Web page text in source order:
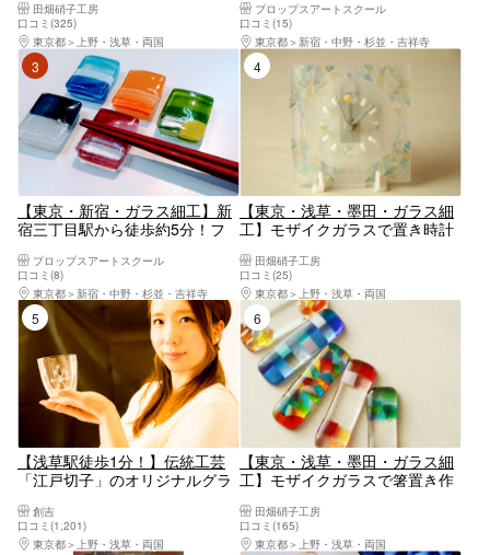
田畑硝子工房
口コミ(325)
東京都
上野・浅草・両国
り様・カップルのご参加OK！！
女性に人気
プロップスアートスクール
口コミ(15)
東京都
新宿・中野・杉並・吉祥寺
3位
【東京・新宿・ガラス細工】新
宿三丁目駅から徒歩約5分！フ
個） おひとり様・カップルの
ご参加OK！！女性に人気
プロップスアートスクール
口コミ(8)
東京都
新宿・中野・杉並・吉祥寺
4位
【東京・浅草・墨田・ガラス細
工】モザイクガラスで置き時計
田畑硝子工房
口コミ(25)
東京都
上野・浅草・両国
5位
【浅草駅徒歩1分！】伝統工芸
「江戸切子」のオリジナルグラ
に＞（約1～1.5時間）
創吉
口コミ(1,201)
東京都
上野・浅草・両国
6位
【東京・浅草・墨田・ガラス細
工】モザイクガラスで箸置き作
田畑硝子工房
口コミ(165)
東京都
上野・浅草・両国